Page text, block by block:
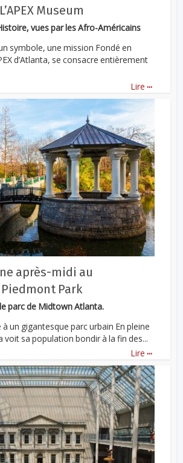
L’APEX Museum
vues par les Afro-Américains
symbole, une mission Fondé en
d’Atlanta, se consacre entièrement
Lire ...
après-midi au
Piedmont Park
parc de Midtown Atlanta.
à un gigantesque parc urbain En pleine
voit sa population bondir à la fin des...
Lire ...